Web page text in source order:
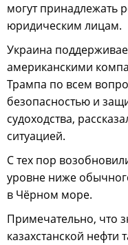
могут принадлежать
юридическим лицам.
Украина
американскими
Трампа по всем
безопасностью и
судоходства,
ситуацией.
С тех пор
уровне ниже
в Чёрном море.
Примечательно, что
казахстанской